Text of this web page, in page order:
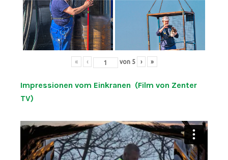
« ‹ von 5 › »
Impressionen vom Einkranen (Film von Zenter
TV)